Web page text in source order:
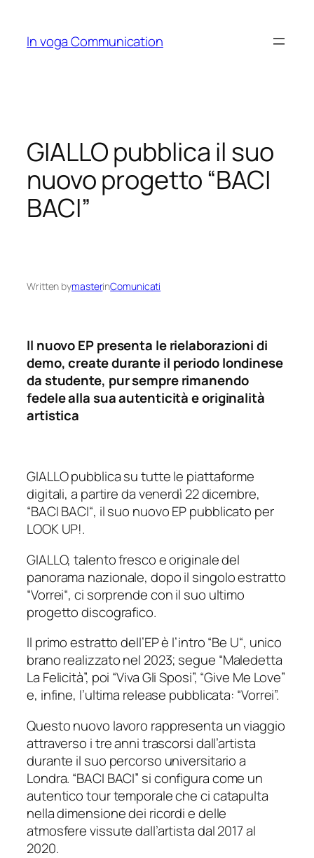
content
In voga Communication
GIALLO pubblica il suo
nuovo progetto “BACI
BACI”
Written bymasterinComunicati
Il nuovo EP presenta le rielaborazioni di
demo, create durante il periodo londinese
da studente, pur sempre rimanendo
fedele alla sua autenticità e originalità
artistica
GIALLO pubblica su tutte le piattaforme
digitali, a partire da venerdì 22 dicembre,
“BACI BACI“, il suo nuovo EP pubblicato per
LOOK UP!.
GIALLO, talento fresco e originale del
panorama nazionale, dopo il singolo estratto
“Vorrei“, ci sorprende con il suo ultimo
progetto discografico.
Il primo estratto dell’EP è l’intro “Be U“, unico
brano realizzato nel 2023; segue “Maledetta
La Felicità”, poi “Viva Gli Sposi”, “Give Me Love”
e, infine, l’ultima release pubblicata: “Vorrei”.
Questo nuovo lavoro rappresenta un viaggio
attraverso i tre anni trascorsi dall’artista
durante il suo percorso universitario a
Londra. “BACI BACI” si configura come un
autentico tour temporale che ci catapulta
nella dimensione dei ricordi e delle
atmosfere vissute dall’artista dal 2017 al
2020.